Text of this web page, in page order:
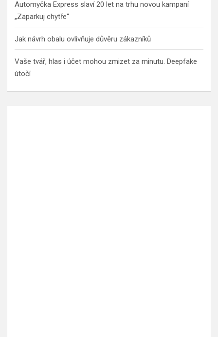
Automyčka Express slaví 20 let na trhu novou kampaní
„Zaparkuj chytře“
Jak návrh obalu ovlivňuje důvěru zákazníků
Vaše tvář, hlas i účet mohou zmizet za minutu. Deepfake
útočí